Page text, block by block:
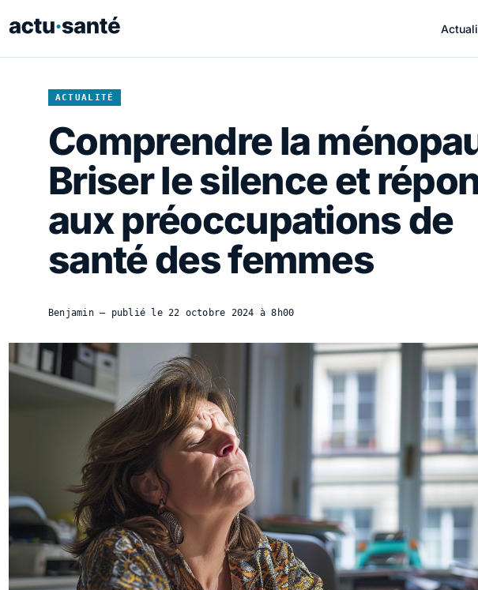
ACTUALITÉ
Comprendre la
Briser le silence et
aux préoccupations de
santé des femmes
Benjamin— publié le 22 octobre 2024 à 8h00